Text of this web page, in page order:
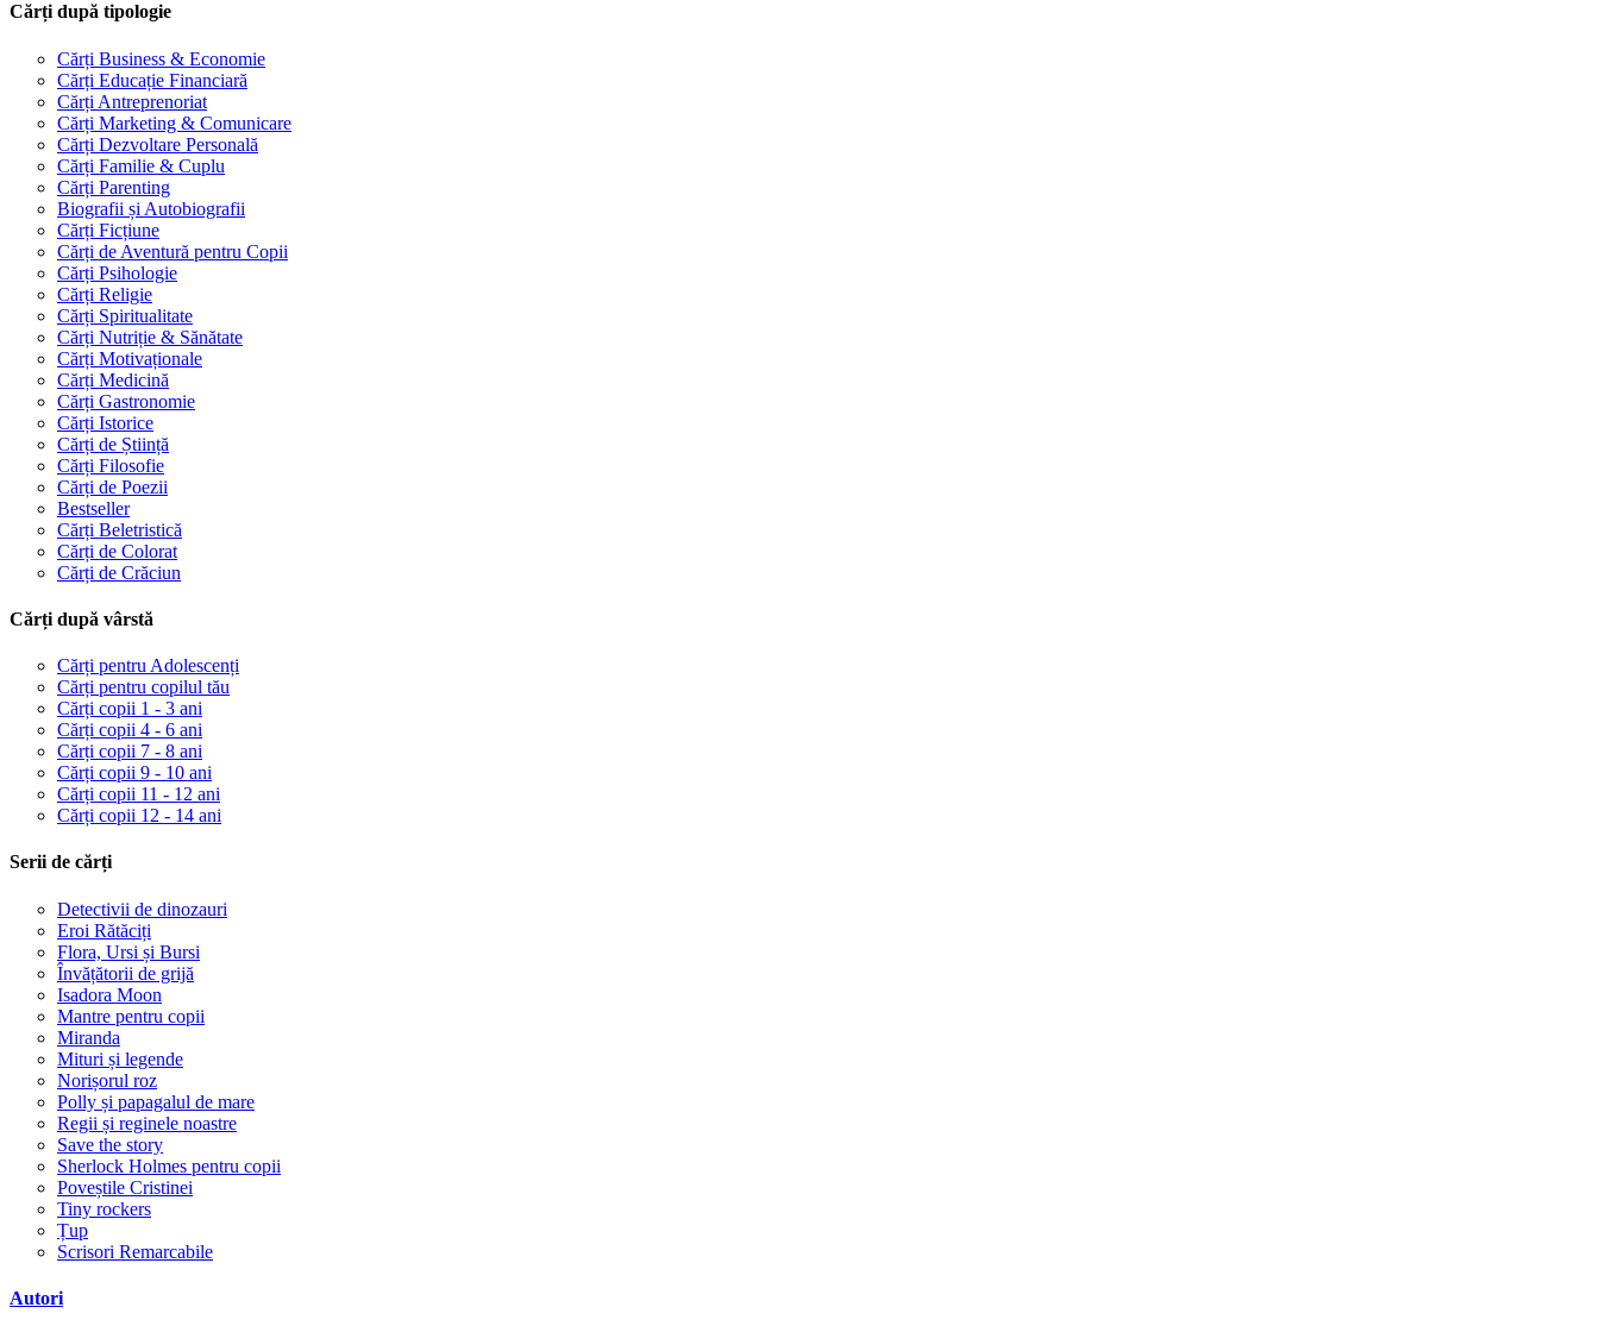
Cărți după tipologie
Cărți Business & Economie
Cărți Educație Financiară
Cărți Antreprenoriat
Cărți Marketing & Comunicare
Cărți Dezvoltare Personală
Cărți Familie & Cuplu
Cărți Parenting
Biografii și Autobiografii
Cărți Ficțiune
Cărți de Aventură pentru Copii
Cărți Psihologie
Cărți Religie
Cărți Spiritualitate
Cărți Nutriție & Sănătate
Cărți Motivaționale
Cărți Medicină
Cărți Gastronomie
Cărți Istorice
Cărți de Știință
Cărți Filosofie
Cărți de Poezii
Bestseller
Cărți Beletristică
Cărți de Colorat
Cărți de Crăciun
Cărți după vârstă
Cărți pentru Adolescenți
Cărți pentru copilul tău
Cărți copii 1 - 3 ani
Cărți copii 4 - 6 ani
Cărți copii 7 - 8 ani
Cărți copii 9 - 10 ani
Cărți copii 11 - 12 ani
Cărți copii 12 - 14 ani
Serii de cărți
Detectivii de dinozauri
Eroi Rătăciți
Flora, Ursi și Bursi
Învățătorii de grijă
Isadora Moon
Mantre pentru copii
Miranda
Mituri și legende
Norișorul roz
Polly și papagalul de mare
Regii și reginele noastre
Save the story
Sherlock Holmes pentru copii
Poveștile Cristinei
Tiny rockers
Țup
Scrisori Remarcabile
Autori